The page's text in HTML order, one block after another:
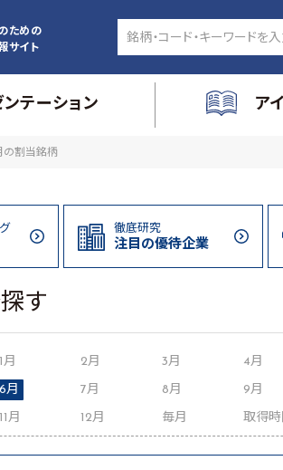
ための
サイト
テーション ア
の割当銘柄
徹底研究
注目の優待企業
す
1月 2月 3月 4月
6月 7月 8月 9月
11月 12月 毎月 取得